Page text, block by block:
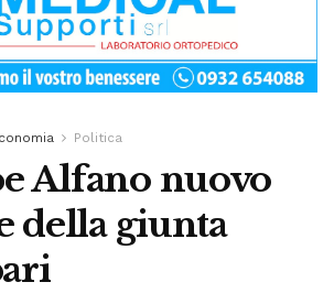
Politica
Alfano nuovo
della giunta